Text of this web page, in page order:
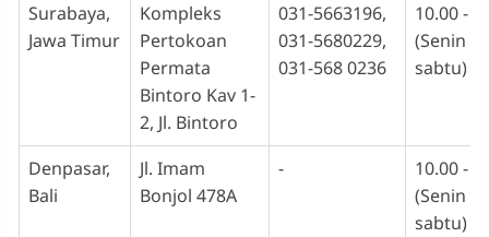
Surabaya,
Jawa Timur
Kompleks
Pertokoan
Permata
Bintoro Kav 1-
2, Jl. Bintoro
031-5663196,
031-5680229,
031-568 0236
10.00 -
(Senin -
sabtu)
Denpasar,
Bali
Jl. Imam
Bonjol 478A
-
10.00 -
(Senin -
sabtu)